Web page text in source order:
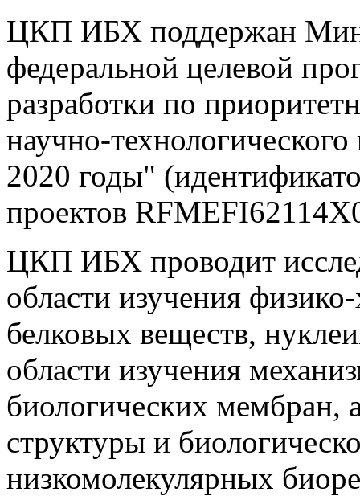
ЦКП ИБХ поддержан
федеральной целевой
разработки по
научно-
2020 годы"
проектов
ЦКП ИБХ проводит
области изучения
белковых веществ,
области изучения
биологических мембран,
структуры и
низкомолекулярных